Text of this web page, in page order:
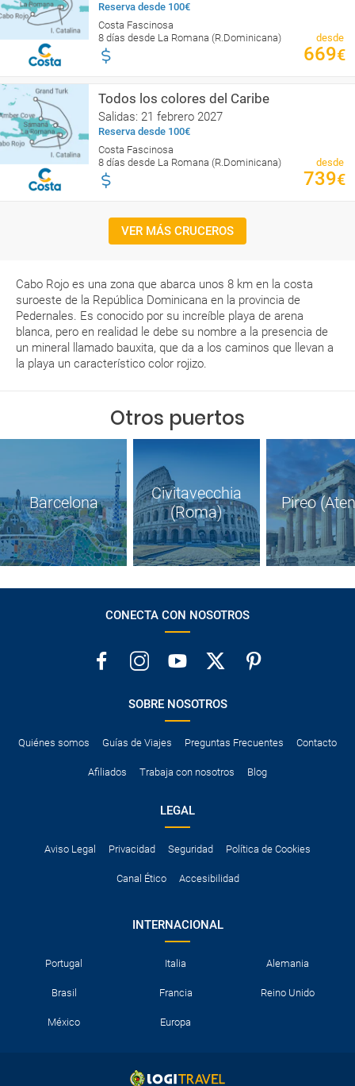
Reserva desde 100€
Costa Fascinosa
8 días desde La Romana (R.Dominicana)
desde
669€
Todos los colores del Caribe
Salidas: 21 febrero 2027
Reserva desde 100€
Costa Fascinosa
8 días desde La Romana (R.Dominicana)
desde
739€
VER MÁS CRUCEROS
Cabo Rojo es una zona que abarca unos 8 km en la costa
suroeste de la República Dominicana en la provincia de
Pedernales. Es conocido por su increíble playa de arena
blanca, pero en realidad le debe su nombre a la presencia de
un mineral llamado bauxita, que da a los caminos que llevan a
la playa un característico color rojizo.
Otros puertos
Barcelona
Civitavecchia
(Roma)
Pireo
CONECTA CON NOSOTROS
SOBRE NOSOTROS
Quiénes somos Guías de Viajes Preguntas Frecuentes Contacto
Afiliados Trabaja con nosotros Blog
LEGAL
Aviso Legal Privacidad Seguridad Política de Cookies
Canal Ético Accesibilidad
INTERNACIONAL
Portugal Italia Alemania
Brasil Francia Reino Unido
México Europa